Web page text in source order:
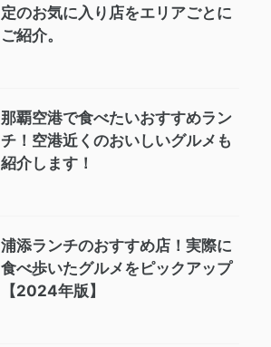
定のお気に入り店をエリアごとに
ご紹介。
那覇空港で食べたいおすすめラン
チ！空港近くのおいしいグルメも
紹介します！
浦添ランチのおすすめ店！実際に
食べ歩いたグルメをピックアップ
【2024年版】